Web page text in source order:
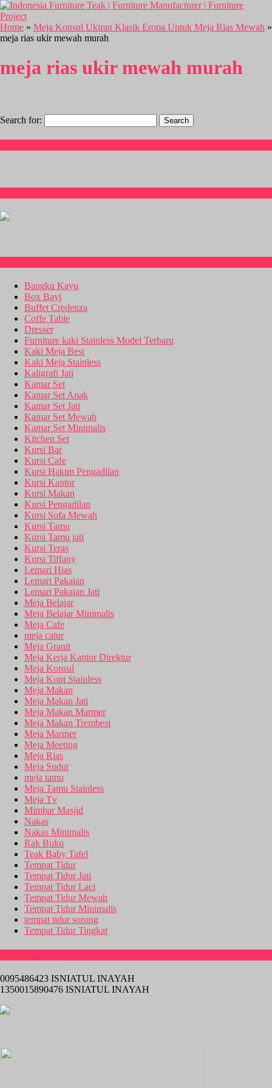
Home » Meja Konsul Ukiran Klasik Eropa Untuk Meja Rias Mewah »
meja rias ukir mewah murah
meja rias ukir mewah murah
Search for:
Bangku Kayu
Box Bayi
Buffet Credenza
Coffe Table
Dresser
Furniture kaki Stainless Model Terbaru
Kaki Meja Besi
Kaki Meja Stainless
Kaligrafi Jati
Kamar Set
Kamar Set Anak
Kamar Set Jati
Kamar Set Mewah
Kamar Set Minimalis
Kitchen Set
Kursi Bar
Kursi Cafe
Kursi Hakim Pengadilan
Kursi Kantor
Kursi Makan
Kursi Pengadilan
Kursi Sofa Mewah
Kursi Tamu
Kursi Tamu jati
Kursi Teras
Kursi Tiffany
Lemari Hias
Lemari Pakaian
Lemari Pakaian Jati
Meja Belajar
Meja Belajar Minimalis
Meja Cafe
meja catur
Meja Granit
Meja Kerja Kantor Direktur
Meja Konsul
Meja Kopi Stainless
Meja Makan
Meja Makan Jati
Meja Makan Marmer
Meja Makan Trembesi
Meja Marmer
Meja Meeting
Meja Rias
Meja Sudut
meja tamu
Meja Tamu Stainless
Meja Tv
Mimbar Masjid
Nakas
Nakas Minimalis
Rak Buku
Teak Baby Tafel
Tempat Tidur
Tempat Tidur Jati
Tempat Tidur Laci
Tempat Tidur Mewah
Tempat Tidur Minimalis
tempat tidur sorong
Tempat Tidur Tingkat
0095486423 ISNIATUL INAYAH
1350015890476 ISNIATUL INAYAH